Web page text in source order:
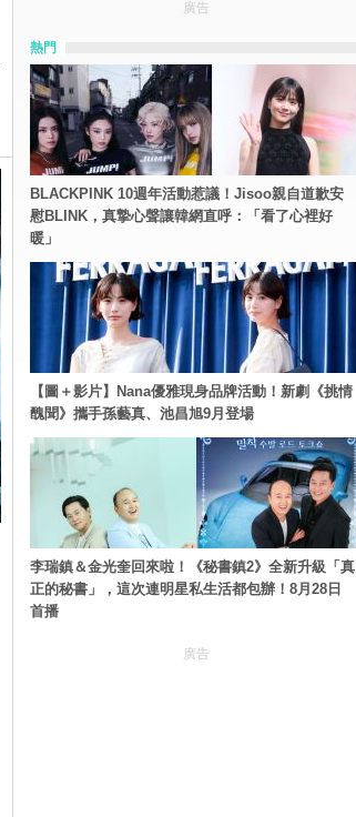
廣告
熱門
BLACKPINK 10週年活動惹議！Jisoo親自道歉安
慰BLINK，真摯心聲讓韓網直呼：「看了心裡好
暖」
【圖＋影片】Nana優雅現身品牌活動！新劇《挑情
醜聞》攜手孫藝真、池昌旭9月登場
李瑞鎮＆金光奎回來啦！《秘書鎮2》全新升級「真
正的秘書」，這次連明星私生活都包辦！8月28日
首播
廣告